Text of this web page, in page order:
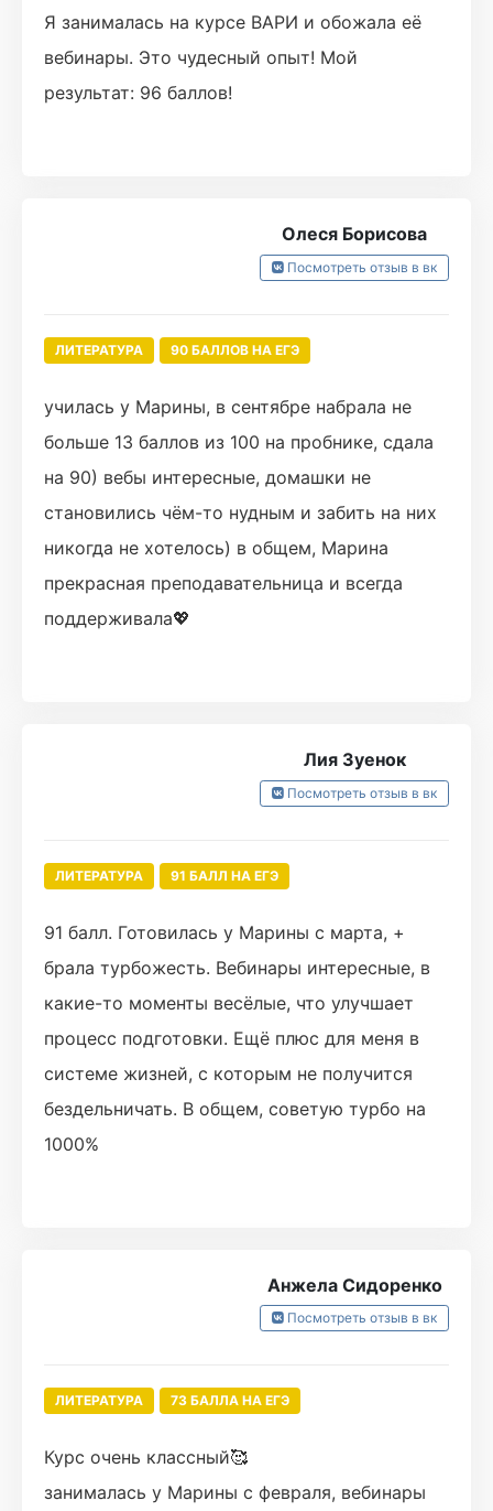
Я занималась на курсе ВАРИ и обожала её
вебинары. Это чудесный опыт! Мой
результат: 96 баллов!
Олеся Борисова
Посмотреть отзыв в вк
ЛИТЕРАТУРА 90 БАЛЛОВ НА ЕГЭ
училась у Марины, в сентябре набрала не
больше 13 баллов из 100 на пробнике, сдала
на 90) вебы интересные, домашки не
становились чём-то нудным и забить на них
никогда не хотелось) в общем, Марина
прекрасная преподавательница и всегда
поддерживала💖
Лия Зуенок
Посмотреть отзыв в вк
ЛИТЕРАТУРА 91 БАЛЛ НА ЕГЭ
91 балл. Готовилась у Марины с марта, +
брала турбожесть. Вебинары интересные, в
какие-то моменты весёлые, что улучшает
процесс подготовки. Ещё плюс для меня в
системе жизней, с которым не получится
бездельничать. В общем, советую турбо на
1000%
Анжела Сидоренко
Посмотреть отзыв в вк
ЛИТЕРАТУРА 73 БАЛЛА НА ЕГЭ
Курс очень классный🥰
занималась у Марины с февраля, вебинары